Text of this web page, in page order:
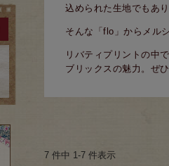
込められた生地でもあり
そんな「flo」からメル
リバティプリントの中
ブリックスの魅力。ぜ
7 件中 1-7 件表示